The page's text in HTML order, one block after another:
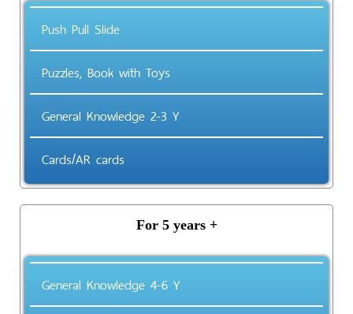
Push Pull Slide
Puzzles, Book with Toys
General Knowledge 2-3 Y
Cards/AR cards
For 5 years +
General Knowledge 4-6 Y